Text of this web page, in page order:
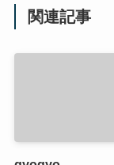
関連記事